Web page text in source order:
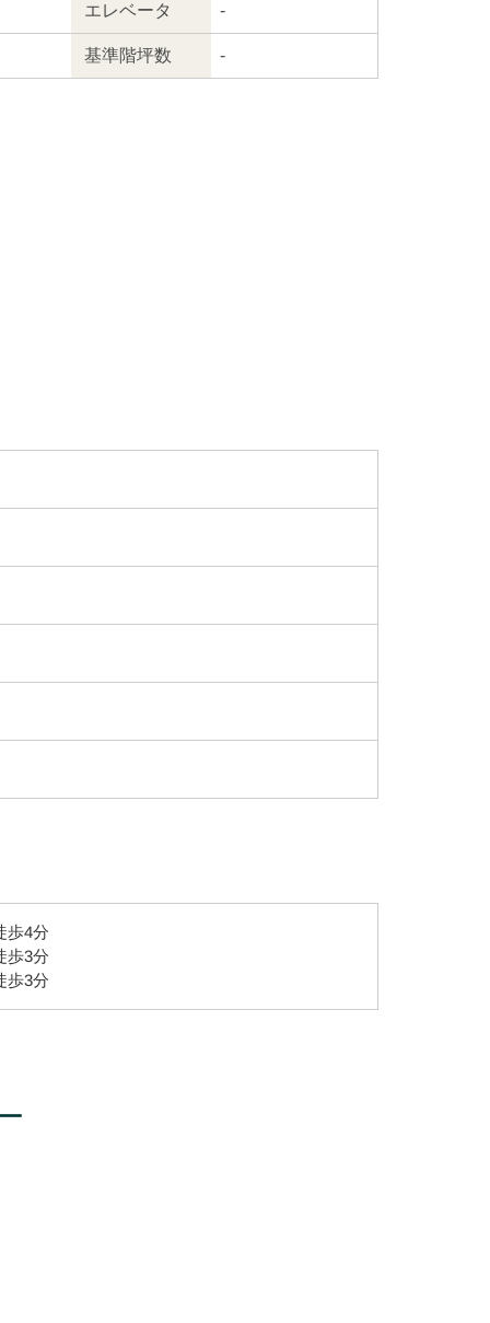
エレベータ -
基準階坪数 -
歩4分
歩3分
歩3分